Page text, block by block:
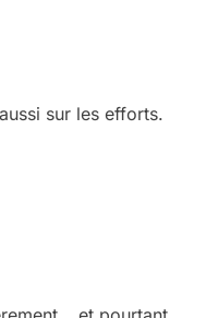
sur les efforts.